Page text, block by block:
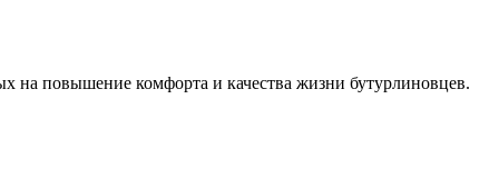
на повышение комфорта и качества жизни бутурлиновцев.